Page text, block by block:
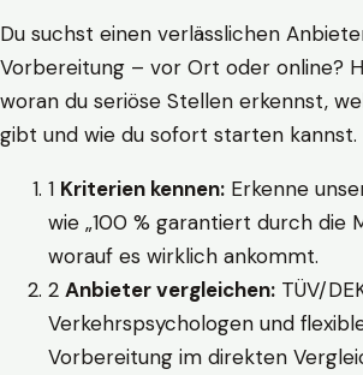
Du suchst einen verlässlichen
Vorbereitung – vor Ort oder online?
woran du seriöse Stellen erkennst,
gibt und wie du sofort starten kannst.
1 Kriterien kennen: Erkenne
wie „100 % garantiert durch die
worauf es wirklich ankommt.
2 Anbieter vergleichen: TÜV/
Verkehrspsychologen und
Vorbereitung im direkten